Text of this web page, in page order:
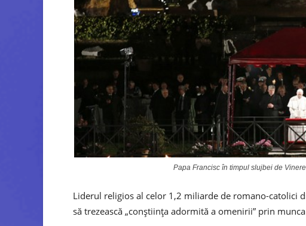
Papa Francisc în timpul slujbei de
Liderul religios al celor 1,2 miliarde de romano-catolici
să trezească „conștiința adormită a omenirii” prin